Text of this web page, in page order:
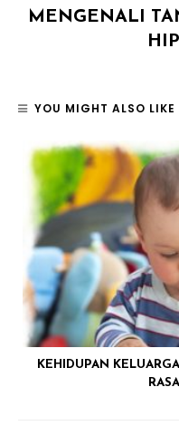
MENGENALI
YOU MIGHT ALSO LIKE
KEHIDUPAN